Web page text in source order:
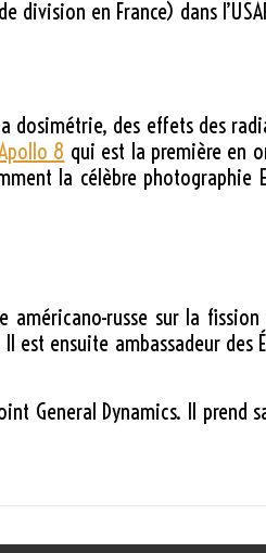
en France) dans
dosimétrie, des effets des
8 qui est la première en
la célèbre photographie
américano-russe sur la
est ensuite ambassadeur des
General Dynamics. Il prend